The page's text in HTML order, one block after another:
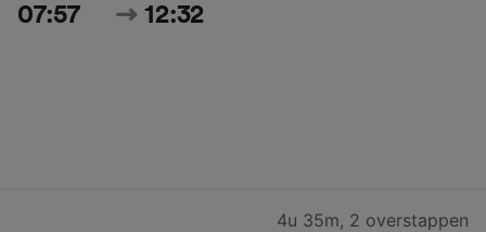
07:57 12:32
4u 35m, 2 overstappen